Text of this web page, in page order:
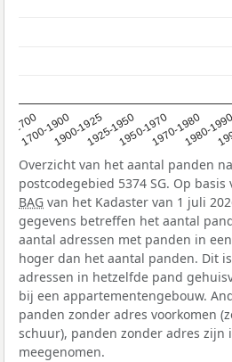
<1700
1700-19001900-19251925-19501950-19701970-1980
1980-
Overzicht van het aantal panden
postcodegebied 5374 SG. Op
BAG van het Kadaster van 1 juli
gegevens betreffen het aantal
aantal adressen met panden in
hoger dan het aantal panden. Dit
adressen in hetzelfde pand
bij een appartementengebouw.
panden zonder adres voorkomen
schuur), panden zonder adres zijn
meegenomen.